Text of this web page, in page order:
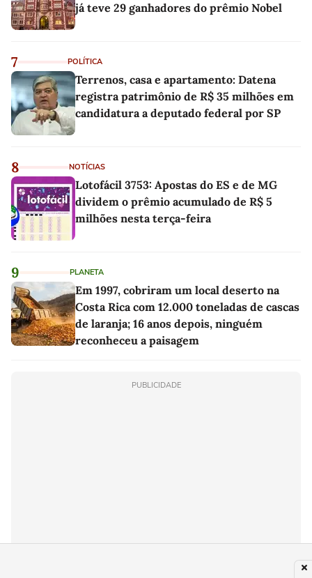
já teve 29 ganhadores do prêmio Nobel
7 POLÍTICA
Terrenos, casa e apartamento: Datena
registra patrimônio de R$ 35 milhões em
candidatura a deputado federal por SP
8 NOTÍCIAS
Lotofácil 3753: Apostas do ES e de MG
dividem o prêmio acumulado de R$ 5
milhões nesta terça-feira
9 PLANETA
Em 1997, cobriram um local deserto na
Costa Rica com 12.000 toneladas de cascas
de laranja; 16 anos depois, ninguém
reconheceu a paisagem
PUBLICIDADE